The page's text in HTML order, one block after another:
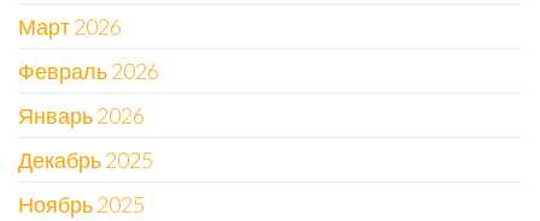
Март 2026
Февраль 2026
Январь 2026
Декабрь 2025
Ноябрь 2025